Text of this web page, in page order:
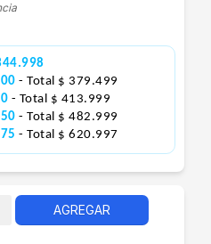
- Total $ 379.499
- Total $ 413.999
- Total $ 482.999
- Total $ 620.997
AGREGAR